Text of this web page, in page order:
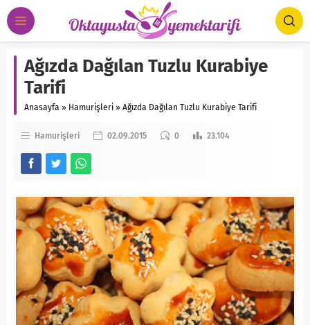
Ağızda Dağılan Tuzlu Kurabiye
Tarifi
Anasayfa » Hamurişleri » Ağızda Dağılan Tuzlu Kurabiye Tarifi
Hamurişleri 02.09.2015 0 23.104